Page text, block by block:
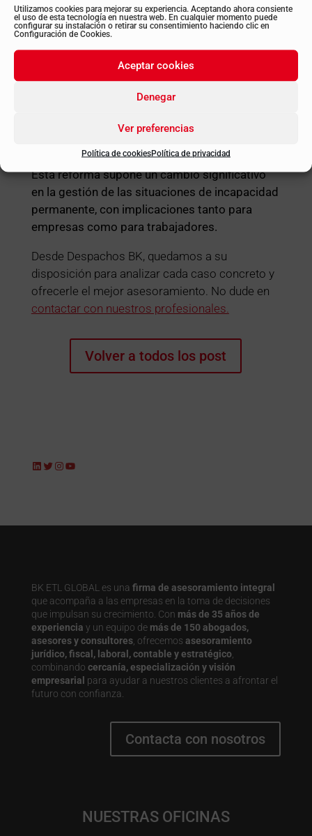
Utilizamos cookies para mejorar su experiencia. Aceptando ahora consiente
el uso de esta tecnología en nuestra web. En cualquier momento puede
configurar su instalación o retirar su consentimiento haciendo clic en
Configuración de Cookies.
Aceptar cookies
Denegar
Ver preferencias
Política de cookiesPolítica de privacidad
Actualización de términos legales
El término“gran invalidez”pasa a
denominarse“gran incapacidad”
“incapacidad no
contributiva”.
Esta reforma supone un cambio significativo
en la gestión de las situaciones de incapacidad
permanente, con implicaciones tanto para
empresas como para trabajadores.
Desde Despachos BK, quedamos a su
disposición para analizar cada caso concreto y
ofrecerle el mejor asesoramiento. No dude en
contactar con nuestros profesionales.
Volver a todos los post
LinkedIn
Twitter
Instagram
YouTube
BK ETL GLOBAL es una firma de asesoramiento integral
que acompaña a las empresas en la toma de decisiones
que impulsan su crecimiento. Con más de 35 años de
experiencia y un equipo de más de 150 abogados,
asesores y consultores, ofrecemos asesoramiento
jurídico, fiscal, laboral, contable y estratégico
combinando cercanía, especialización y visión
empresarial para ayudar a nuestros clientes a afrontar el
futuro con confianza.
Contacta con nosotros
NUESTRAS OFICINAS